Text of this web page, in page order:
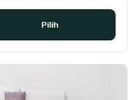
Pilih